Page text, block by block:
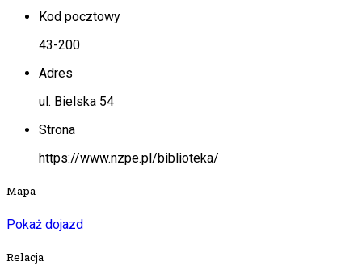
Kod pocztowy
43-200
Adres
ul. Bielska 54
Strona
https://www.nzpe.pl/biblioteka/
Mapa
Pokaż dojazd
Relacja